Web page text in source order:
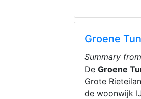
Groene
Summary
De Groene
Grote
de woonwijk